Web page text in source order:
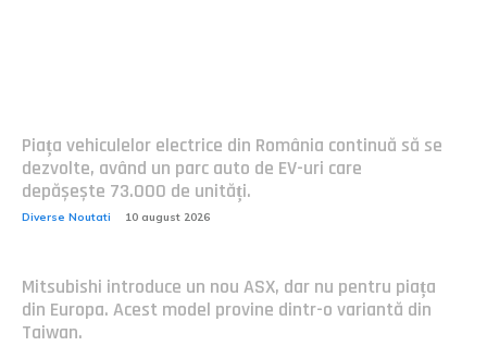
Piața vehiculelor electrice din România continuă să se
dezvolte, având un parc auto de EV-uri care
depășește 73.000 de unități.
Diverse Noutati 10 august 2026
Mitsubishi introduce un nou ASX, dar nu pentru piața
din Europa. Acest model provine dintr-o variantă din
Taiwan.